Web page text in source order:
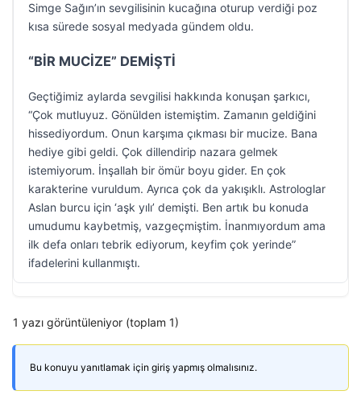
Simge Sağın’ın sevgilisinin kucağına oturup verdiği poz
kısa sürede sosyal medyada gündem oldu.
“BİR MUCİZE” DEMİŞTİ
Geçtiğimiz aylarda sevgilisi hakkında konuşan şarkıcı,
“Çok mutluyuz. Gönülden istemiştim. Zamanın geldiğini
hissediyordum. Onun karşıma çıkması bir mucize. Bana
hediye gibi geldi. Çok dillendirip nazara gelmek
istemiyorum. İnşallah bir ömür boyu gider. En çok
karakterine vuruldum. Ayrıca çok da yakışıklı. Astrologlar
Aslan burcu için ‘aşk yılı’ demişti. Ben artık bu konuda
umudumu kaybetmiş, vazgeçmiştim. İnanmıyordum ama
ilk defa onları tebrik ediyorum, keyfim çok yerinde”
ifadelerini kullanmıştı.
1 yazı görüntüleniyor (toplam 1)
Bu konuyu yanıtlamak için giriş yapmış olmalısınız.